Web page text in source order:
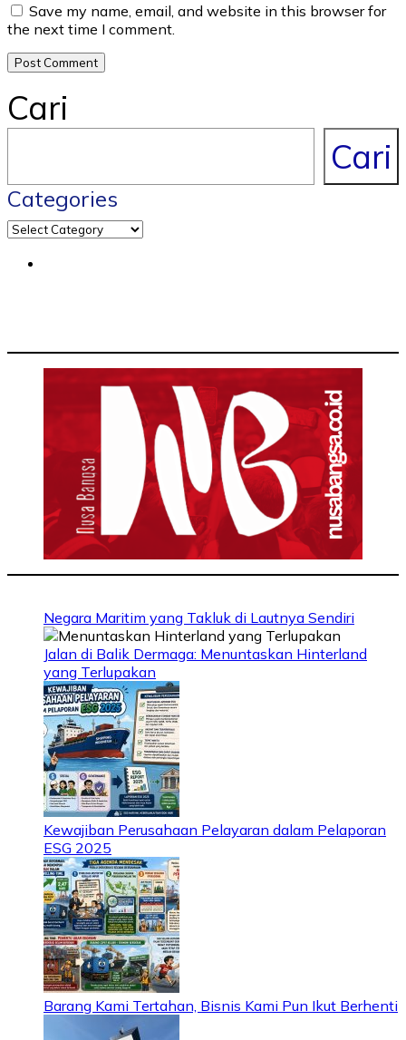
Save my name, email, and website in this browser for
the next time I comment.
Cari
Cari
Categories
Negara Maritim yang Takluk di Lautnya Sendiri
Jalan di Balik Dermaga: Menuntaskan Hinterland
yang Terlupakan
Kewajiban Perusahaan Pelayaran dalam Pelaporan
ESG 2025
Barang Kami Tertahan, Bisnis Kami Pun Ikut Berhenti